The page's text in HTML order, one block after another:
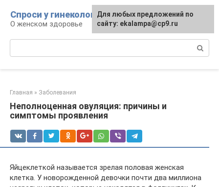
контенту
Спроси у гинеколога
О женском здоровье
Главная » Заболевания
Неполноценная овуляция: причины и
симптомы проявления
Яйцеклеткой называется зрелая половая женская
клетка. У новорожденной девочки почти два миллиона
Для любых предложений по
сайту: ekalampa@cp9.ru